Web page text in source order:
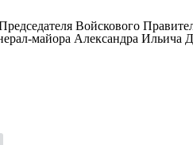
Войскового
майора Александра Ильича